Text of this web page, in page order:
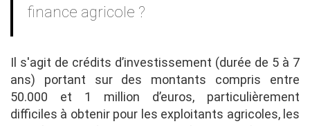
finance agricole ?
Il s'agit de crédits d’investissement (durée de 5 à 7
ans) portant sur des montants compris entre
50.000 et 1 million d’euros, particulièrement
difficiles à obtenir pour les exploitants agricoles, les